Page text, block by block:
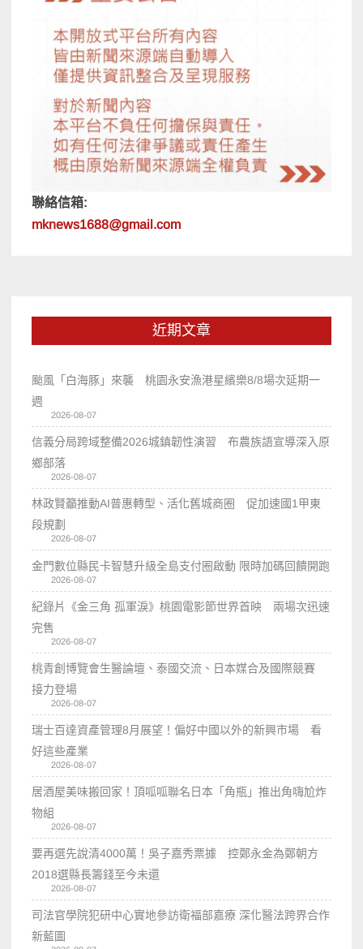
聯絡信箱:
mknews1688@gmail.com
近期文章
颱風「白海豚」來襲 桃園永安漁港星繽樂8/8場次延期一
週
2026-08-07
信義分局跨域整備2026城鎮韌性演習 布農族語宣導深入原
鄉部落
2026-08-07
林政賢籲推動AI普惠轉型、活化舊城商圈 促加速國1甲東
段規劃
2026-08-07
金門數位縣民卡智慧升級全島支付圈啟動 限時加碼回饋開跑
2026-08-07
紀錄片《金三角 孤軍淚》桃園電影節世界首映 兩場次迅速
完售
2026-08-07
桃青創博覽會生醫論壇、泰國交流、日本媒合及國際競賽
接力登場
2026-08-07
瑞士百達資產管理8月展望！偏好中國以外的新興市場 看
好這些產業
2026-08-07
居酒屋美味搬回家！頂呱呱聯名日本「角瓶」推出角嗨尬炸
物組
2026-08-07
要再選先說清4000萬！吳子嘉秀票據 控鄭永金為鄭朝方
2018選縣長籌錢至今未還
2026-08-07
司法官學院犯研中心實地參訪衛福部嘉療 深化醫法跨界合作
新藍圖